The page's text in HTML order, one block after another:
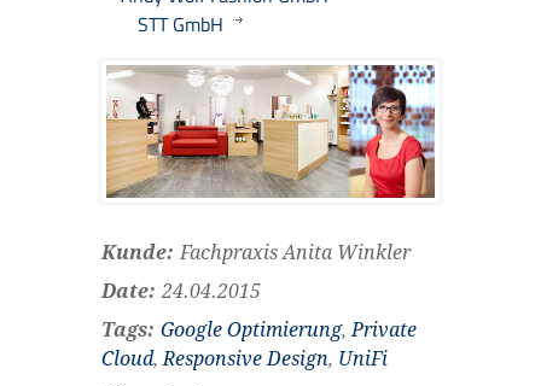
STT GmbH
Kunde: Fachpraxis Anita Winkler
Date: 24.04.2015
Tags: Google Optimierung, Private
Cloud, Responsive Design, UniFi